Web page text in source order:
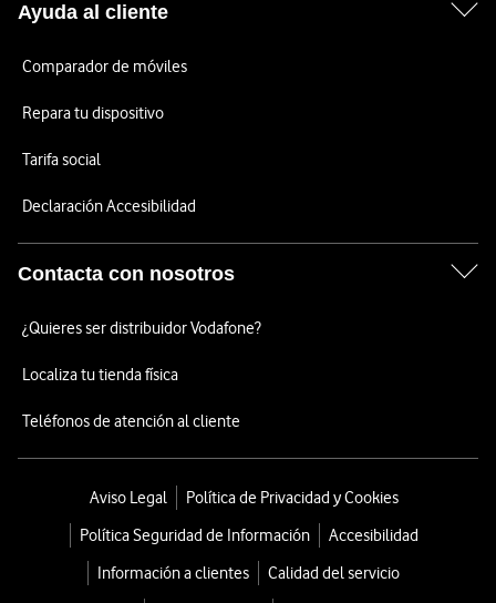
Ayuda al cliente
Comparador de móviles
Repara tu dispositivo
Tarifa social
Declaración Accesibilidad
Contacta con nosotros
¿Quieres ser distribuidor Vodafone?
Localiza tu tienda física
Teléfonos de atención al cliente
Aviso Legal
Política de Privacidad y Cookies
Política Seguridad de Información
Accesibilidad
Información a clientes
Calidad del servicio